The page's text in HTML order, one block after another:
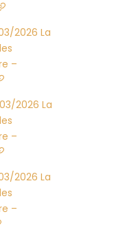
2026 La
–
2026 La
–
2026 La
–